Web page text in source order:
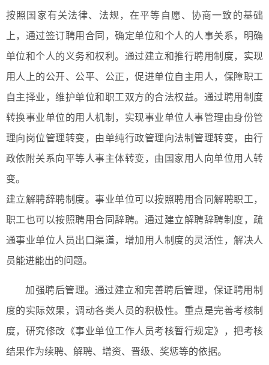
按照国家有关法律、法规，在平等自愿、协商一致的基础
上，通过签订聘用合同，确定单位和个人的人事关系，明确
单位和个人的义务和权利。通过建立和推行聘用制度，实现
用人上的公开、公平、公正，促进单位自主用人，保障职工
自主择业，维护单位和职工双方的合法权益。通过聘用制度
转换事业单位的用人机制，实现事业单位人事管理由身份管
理向岗位管理转变，由单纯行政管理向法制管理转变，由行
政依附关系向平等人事主体转变，由国家用人向单位用人转
变。
建立解聘辞聘制度。事业单位可以按照聘用合同解聘职工，
职工也可以按照聘用合同辞聘。通过建立解聘辞聘制度，疏
通事业单位人员出口渠道，增加用人制度的灵活性，解决人
员能进能出的问题。
加强聘后管理。通过建立和完善聘后管理，保证聘用制
度的实际效果，调动各类人员的积极性。重点是完善考核制
度，研究修改《事业单位工作人员考核暂行规定》，把考核
结果作为续聘、解聘、增资、晋级、奖惩等的依据。